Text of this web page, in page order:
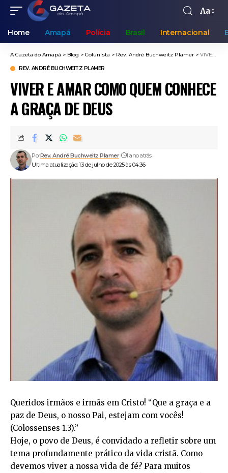
Aa
Home Amapá Polícia Brasil Internacional
A Gazeta do Amapá > Blog > Colunista > Rev. André Buchweitz Plamer > VIVER E AMAR COMO QUEM CONHECE A GRAÇA DE DEUS
REV. ANDRÉ BUCHWEITZ PLAMER
VIVER E AMAR COMO QUEM CONHECE
A GRAÇA DE DEUS
Ultima atualização: 13 de julho de 2025 às 04:36
PorRev. André Buchweitz Plamer 1 ano atrás
Queridos irmãos e irmãs em Cristo! “Que a graça e a
paz de Deus, o nosso Pai, estejam com vocês!
(Colossenses 1.3).”
Hoje, o povo de Deus, é convidado a refletir sobre um
tema profundamente prático da vida cristã. Como
devemos viver a nossa vida de fé? Para muitos